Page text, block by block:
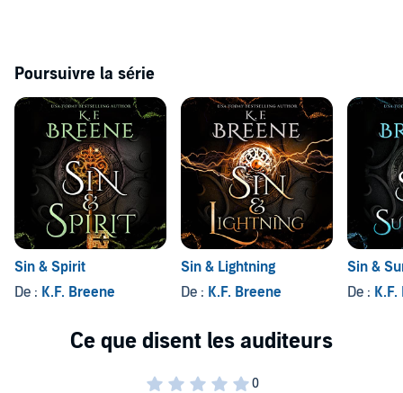
Poursuivre la série
Sin & Spirit
De : K.F. Breene
Sin & Lightning
De : K.F. Breene
Sin &
De :